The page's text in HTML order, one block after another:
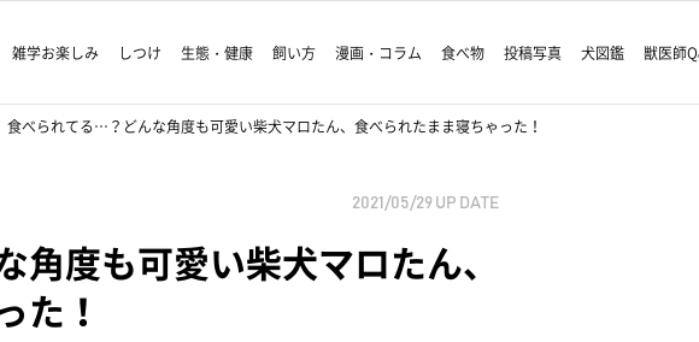
雑学お楽しみ しつけ 生態・健康 飼い方 漫画・コラム 食べ物 投稿写真 犬図鑑 獣医師
食べられてる…？どんな角度も可愛い柴犬マロたん、食べられたまま寝ちゃった！
2021/05/29 UP DATE
度も可愛い柴犬マロたん、
た！